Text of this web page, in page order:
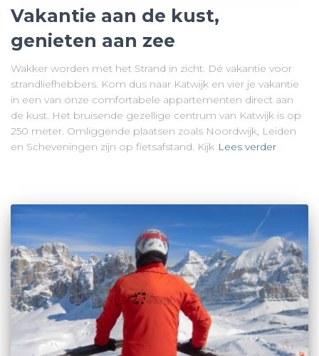
Vakantie aan de kust,
genieten aan zee
Wakker worden met het Strand in zicht. Dé vakantie voor
strandliefhebbers. Kom dus naar Katwijk en vier je vakantie
in een van onze comfortabele appartementen direct aan
de kust. Het bruisende gezellige centrum van Katwijk is op
250 meter. Omliggende plaatsen zoals Noordwijk, Leiden
en Scheveningen zijn op fietsafstand. Kijk Lees verder